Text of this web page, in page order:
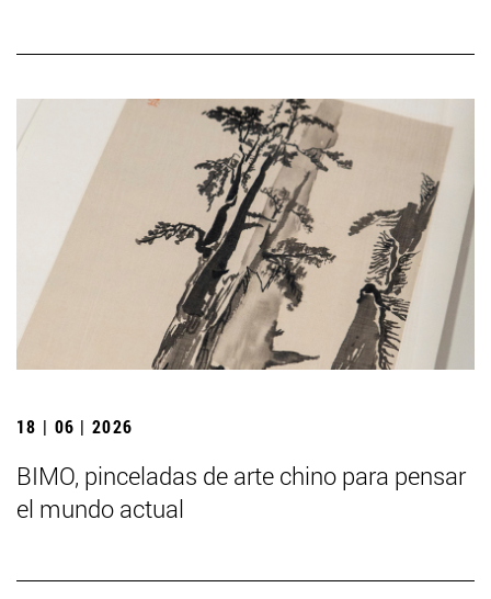
18 | 06 | 2026
BIMO, pinceladas de arte chino para pensar
el mundo actual